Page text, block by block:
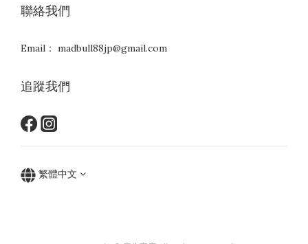
聯絡我們
Email： madbull88jp@gmail.com
追蹤我們
繁體中文